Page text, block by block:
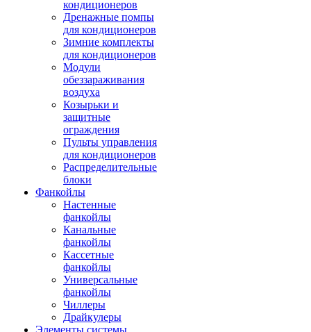
кондиционеров
Дренажные помпы
для кондиционеров
Зимние комплекты
для кондиционеров
Модули
обеззараживания
воздуха
Козырьки и
защитные
ограждения
Пульты управления
для кондиционеров
Распределительные
блоки
Фанкойлы
Настенные
фанкойлы
Канальные
фанкойлы
Кассетные
фанкойлы
Универсальные
фанкойлы
Чиллеры
Драйкулеры
Элементы системы